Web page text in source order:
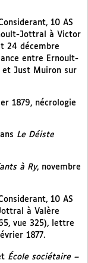
10 AS
Jottral à Victor
24 décembre
entre Ernoult-
et Just Muiron sur
1879, nécrologie
Le Déiste
à Ry, novembre
10 AS
à Valère
vue 325), lettre
1877.
École sociétaire –